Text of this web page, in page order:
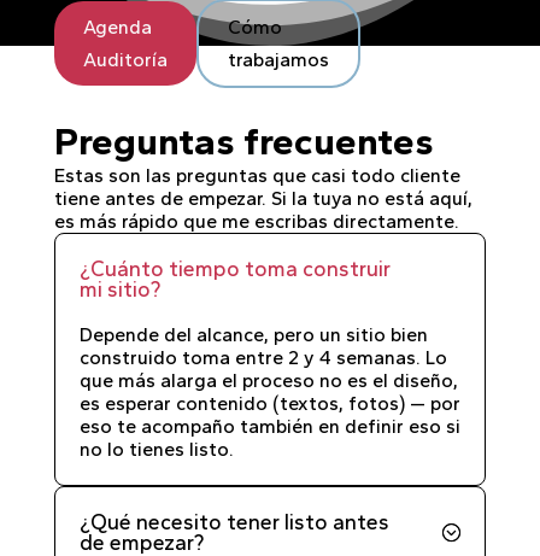
Agenda
Auditoría
Cómo
trabajamos
Preguntas frecuentes
Estas son las preguntas que casi todo cliente
tiene antes de empezar. Si la tuya no está aquí,
es más rápido que me escribas directamente.
¿Cuánto tiempo toma construir
mi sitio?
Depende del alcance, pero un sitio bien
construido toma entre 2 y 4 semanas. Lo
que más alarga el proceso no es el diseño,
es esperar contenido (textos, fotos) — por
eso te acompaño también en definir eso si
no lo tienes listo.
¿Qué necesito tener listo antes
de empezar?